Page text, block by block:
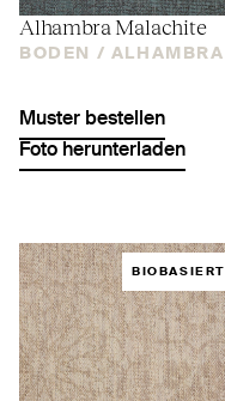
Alhambra Malachite
BODEN / ALHAMBRA
Muster bestellen
Foto herunterladen
BIOBASIERT